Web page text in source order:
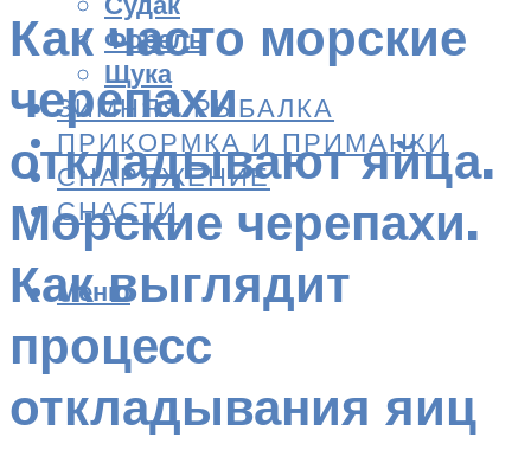
Форель
Щука
ЗИМНЯЯ РЫБАЛКА
ПРИКОРМКА И ПРИМАНКИ
СНАРЯЖЕНИЕ
СНАСТИ
Меню
Как часто морские
черепахи
откладывают яйца.
Морские черепахи.
Как выглядит
процесс
откладывания яиц